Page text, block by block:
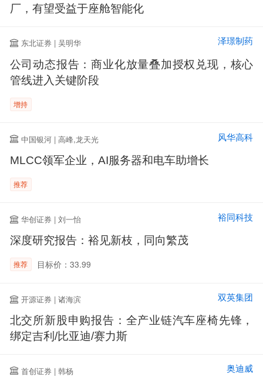
厂，有望受益于座舱智能化
东北证券 | 吴明华 泽璟制药
公司动态报告：商业化放量叠加授权兑现，核心
管线进入关键阶段
增持
中国银河 | 高峰,龙天光 风华高科
MLCC领军企业，AI服务器和电车助增长
推荐
华创证券 | 刘一怡 裕同科技
深度研究报告：裕见新枝，同向繁茂
推荐 目标价：33.99
开源证券 | 诸海滨 双英集团
北交所新股申购报告：全产业链汽车座椅先锋，
绑定吉利/比亚迪/赛力斯
首创证券 | 韩杨 奥迪威